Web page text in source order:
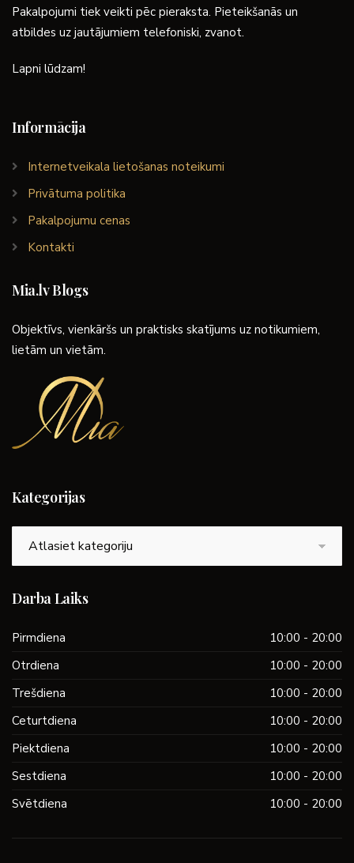
Pakalpojumi tiek veikti pēc pieraksta. Pieteikšanās un
atbildes uz jautājumiem telefoniski, zvanot.
Lapni lūdzam!
Informācija
Internetveikala lietošanas noteikumi
Privātuma politika
Pakalpojumu cenas
Kontakti
Mia.lv Blogs
Objektīvs, vienkāršs un praktisks skatījums uz notikumiem,
lietām un vietām.
Kategorijas
Darba Laiks
Pirmdiena
10:00 - 20:00
Otrdiena
10:00 - 20:00
Trešdiena
10:00 - 20:00
Ceturtdiena
10:00 - 20:00
Piektdiena
10:00 - 20:00
Sestdiena
10:00 - 20:00
Svētdiena
10:00 - 20:00